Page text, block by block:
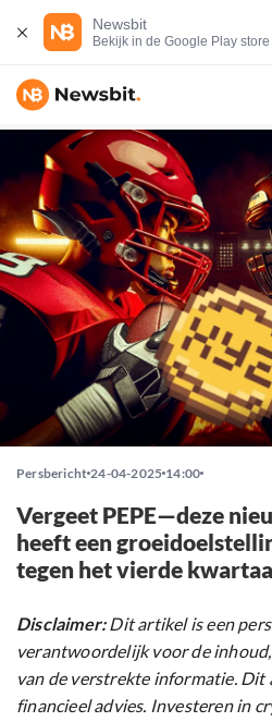
Newsbit
Bekijk in de Google Play store
Persbericht 24-04-2025 14:00
Vergeet PEPE—deze
heeft een
tegen het vierde
Disclaimer:Dit artikel is een
verantwoordelijk voor de
van de verstrekte informatie. Dit
financieel advies. Investeren in